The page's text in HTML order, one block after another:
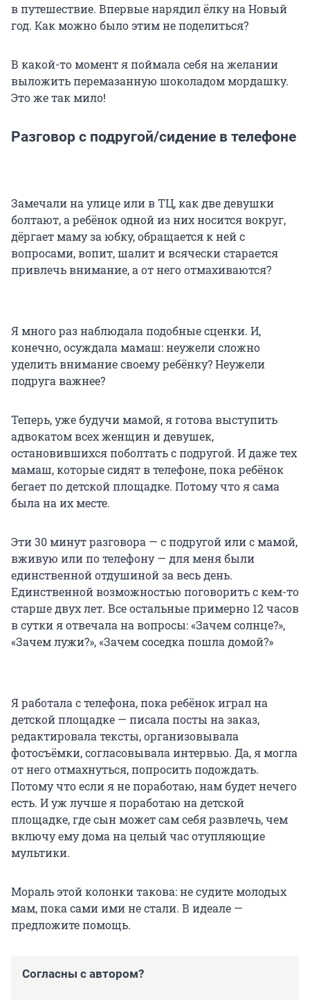
в путешествие. Впервые нарядил ёлку на Новый
год. Как можно было этим не поделиться?
В какой-то момент я поймала себя на желании
выложить перемазанную шоколадом мордашку.
Это же так мило!
Разговор с подругой/сидение в телефоне
Замечали на улице или в ТЦ, как две девушки
болтают, а ребёнок одной из них носится вокруг,
дёргает маму за юбку, обращается к ней с
вопросами, вопит, шалит и всячески старается
привлечь внимание, а от него отмахиваются?
Я много раз наблюдала подобные сценки. И,
конечно, осуждала мамаш: неужели сложно
уделить внимание своему ребёнку? Неужели
подруга важнее?
Теперь, уже будучи мамой, я готова выступить
адвокатом всех женщин и девушек,
остановившихся поболтать с подругой. И даже тех
мамаш, которые сидят в телефоне, пока ребёнок
бегает по детской площадке. Потому что я сама
была на их месте.
Эти 30 минут разговора — с подругой или с мамой,
вживую или по телефону — для меня были
единственной отдушиной за весь день.
Единственной возможностью поговорить с кем-то
старше двух лет. Все остальные примерно 12 часов
в сутки я отвечала на вопросы: «Зачем солнце?»,
«Зачем лужи?», «Зачем соседка пошла домой?»
Я работала с телефона, пока ребёнок играл на
детской площадке — писала посты на заказ,
редактировала тексты, организовывала
фотосъёмки, согласовывала интервью. Да, я могла
от него отмахнуться, попросить подождать.
Потому что если я не поработаю, нам будет нечего
есть. И уж лучше я поработаю на детской
площадке, где сын может сам себя развлечь, чем
включу ему дома на целый час отупляющие
мультики.
Мораль этой колонки такова: не судите молодых
мам, пока сами ими не стали. В идеале —
предложите помощь.
Согласны с автором?